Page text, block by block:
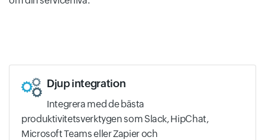
Djup integration
Integrera med de bästa
produktivitetsverktygen som Slack, HipChat,
Microsoft Teams eller Zapier och